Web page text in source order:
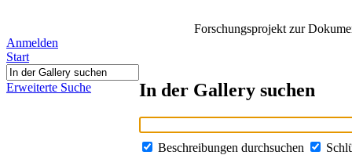
Forschungsprojekt zur
Anmelden
Start
Erweiterte Suche In der Gallery suchen
Beschreibungen durchsuchen